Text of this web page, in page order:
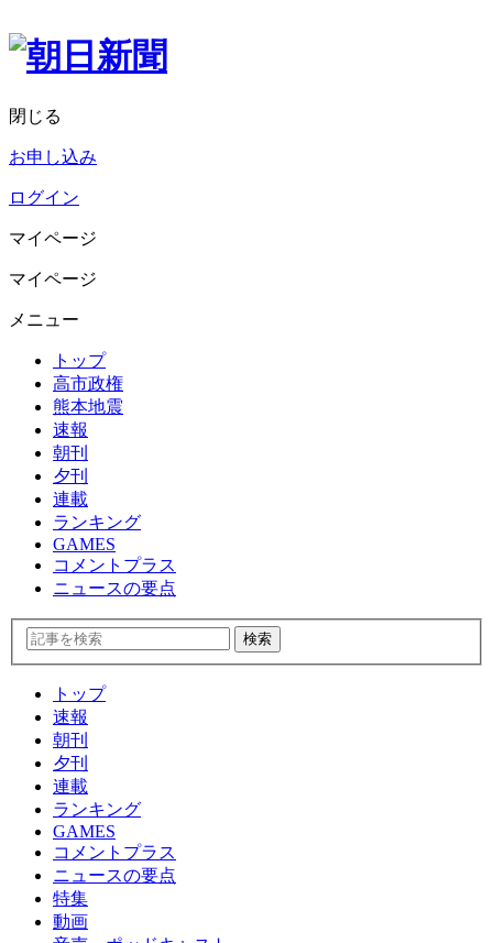
閉じる
お申し込み
ログイン
マイページ
マイページ
メニュー
トップ
高市政権
熊本地震
速報
朝刊
夕刊
連載
ランキング
GAMES
コメントプラス
ニュースの要点
トップ
速報
朝刊
夕刊
連載
ランキング
GAMES
コメントプラス
ニュースの要点
特集
動画